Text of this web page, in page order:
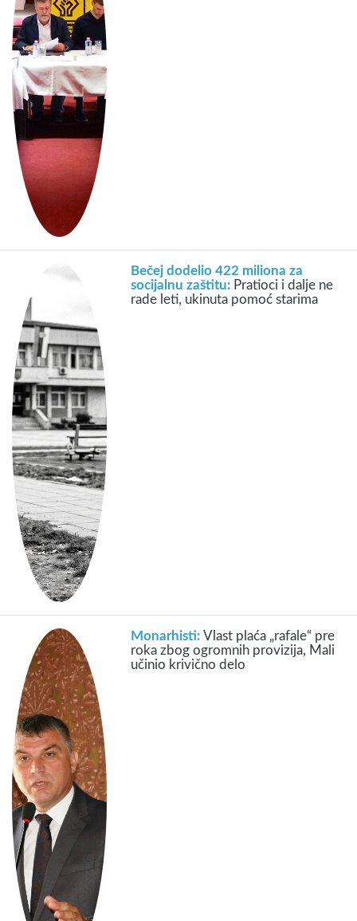
Bečej dodelio 422 miliona za
socijalnu zaštitu: Pratioci i dalje ne
rade leti, ukinuta pomoć starima
Monarhisti: Vlast plaća „rafale“ pre
roka zbog ogromnih provizija, Mali
učinio krivično delo